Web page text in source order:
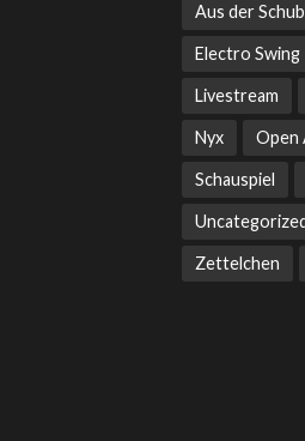
Aus der
Electro Swing
Livestream
Nyx Open
Schauspiel
Zettelchen